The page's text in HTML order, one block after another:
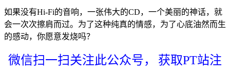
如果没有Hi-Fi的音响，一张伟大的CD，一个美丽的神话，就
会一次次擦肩而过。为了这种纯真的情感，为了心底油然而生
的感动，你愿意发烧吗？
微信扫一扫关注此公众号， 获取PT站注